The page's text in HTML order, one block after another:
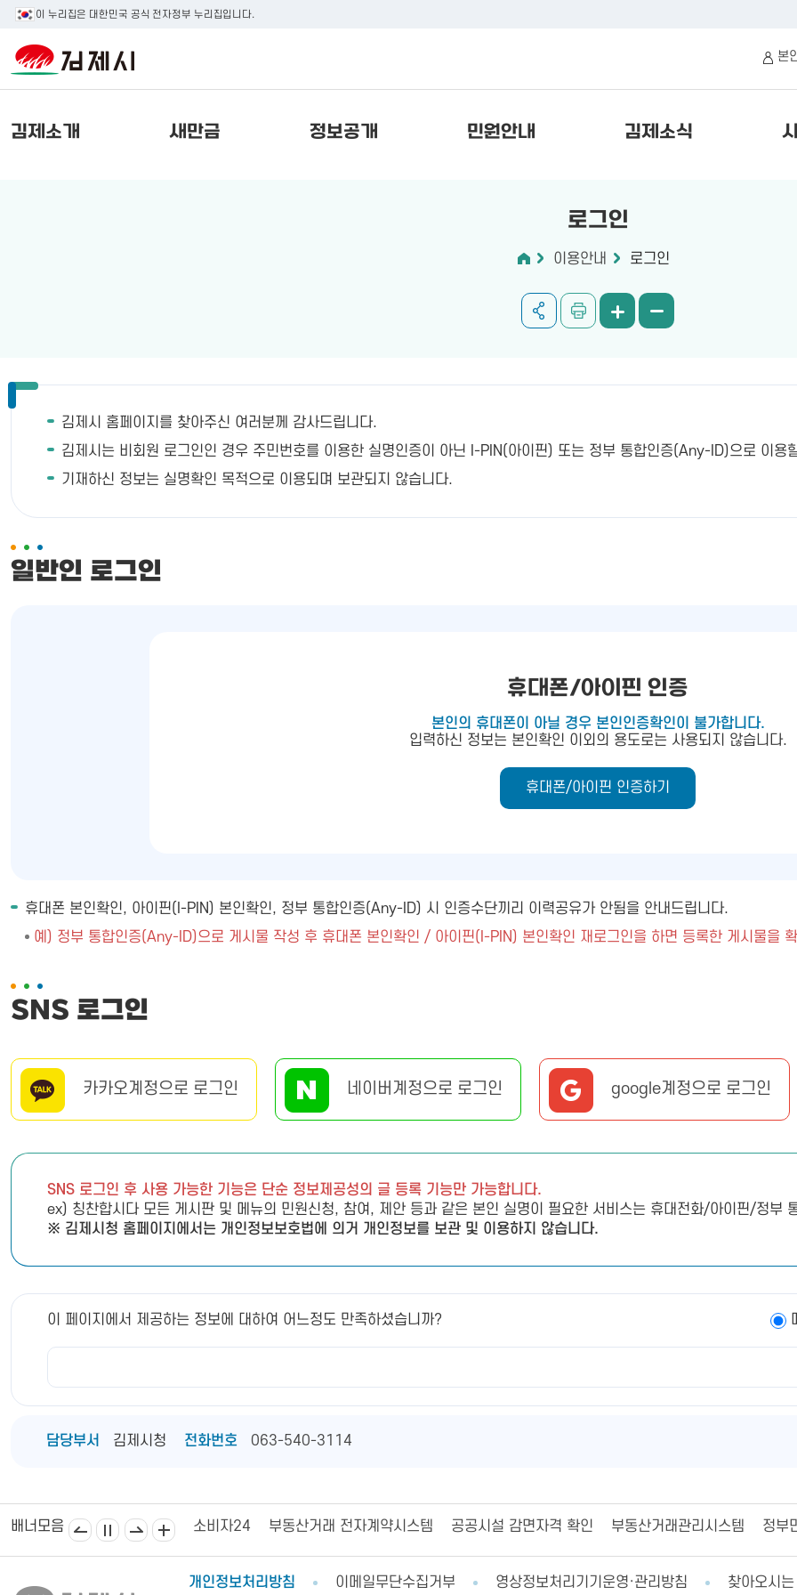
이 누리집은 대한민국 공식 전자정부 누리집입니다.
김제소개 새만금 정보공개 민원안내 김제소식
본
로그인
이용안내 로그인
김제시 홈페이지를 찾아주신 여러분께 감사드립니다.
김제시는 비회원 로그인인 경우 주민번호를 이용한 실명인증이 아닌 I-PIN(아이핀) 또는 정부 통합인증(Any-ID)으로 이용
기재하신 정보는 실명확인 목적으로 이용되며 보관되지 않습니다.
일반인 로그인
휴대폰/아이핀 인증
본인의 휴대폰이 아닐 경우 본인인증확인이 불가합니다.
입력하신 정보는 본인확인 이외의 용도로는 사용되지 않습니다.
휴대폰/아이핀 인증하기
휴대폰 본인확인, 아이핀(I-PIN) 본인확인, 정부 통합인증(Any-ID) 시 인증수단끼리 이력공유가 안됨을 안내드립니다.
예) 정부 통합인증(Any-ID)으로 게시물 작성 후 휴대폰 본인확인 / 아이핀(I-PIN) 본인확인 재로그인을 하면 등록한 게시물을
SNS 로그인
카카오계정으로 로그인 네이버계정으로 로그인 google계정으로 로그인
SNS 로그인 후 사용 가능한 기능은 단순 정보제공성의 글 등록 기능만 가능합니다.
ex) 칭찬합시다 모든 게시판 및 메뉴의 민원신청, 참여, 제안 등과 같은 본인 실명이 필요한 서비스는 휴대전화/아이핀/정부
※ 김제시청 홈페이지에서는 개인정보보호법에 의거 개인정보를 보관 및 이용하지 않습니다.
이 페이지에서 제공하는 정보에 대하여 어느정도 만족하셨습니까?
담당부서 김제시청 전화번호 063-540-3114
배너모음
제상공회의소 김제시의회 소비자24 부동산거래 전자계약시스템 공공시설 감면자격 확인 부동산거래관리시스템 정부
개인정보처리방침 이메일무단수집거부 영상정보처리기기운영·관리방침 찾아오시